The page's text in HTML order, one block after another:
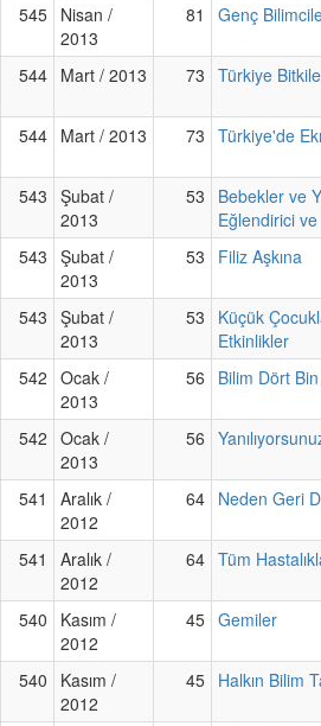
545 Nisan /
2013
81 Genç
544 Mart / 2013 73 Türkiye
544 Mart / 2013 73 Türkiye'de
543
Şubat /
2013
53
Bebekler ve
Eğlendirici
543
Şubat /
2013
53 Filiz Aşkına
543
Şubat /
2013
53
Küçük
Etkinlikler
542
Ocak /
2013
56 Bilim Dört Bin
542
Ocak /
2013
56
541
Aralık /
2012
64 Neden Geri
541
Aralık /
2012
64 Tüm
540
Kasım /
2012
45 Gemiler
540
Kasım /
2012
45 Halkın Bilim